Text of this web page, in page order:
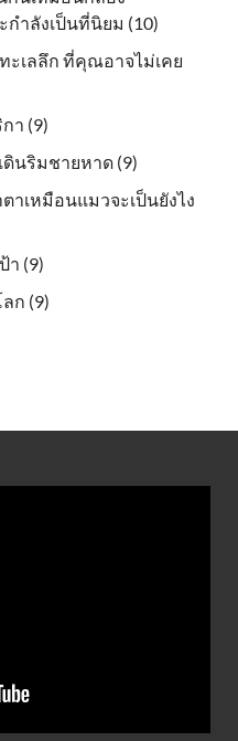
ำลังเป็นที่นิยม (10)
ะเลลึก ที่คุณอาจไม่เคย
า (9)
ดินริมชายหาด (9)
เหมือนแมวจะเป็นยังไง
า (9)
ก (9)